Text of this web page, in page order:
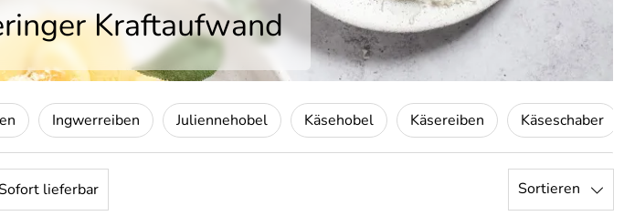
Kraftaufwand
Ingwerreiben Juliennehobel Käsehobel Käsereiben Käseschaber
lieferbar Sortieren